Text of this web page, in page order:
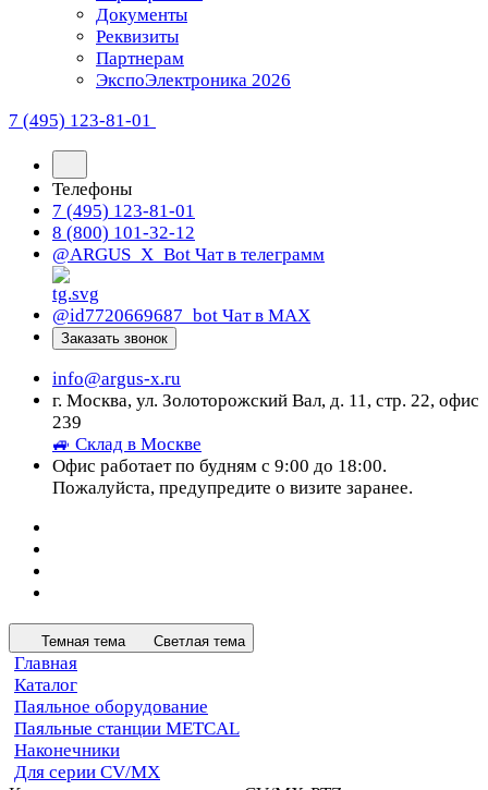
Документы
Реквизиты
Партнерам
ЭкспоЭлектроника 2026
7 (495) 123-81-01
Телефоны
7 (495) 123-81-01
8 (800) 101-32-12
@ARGUS_X_Bot Чат в телеграмм
@id7720669687_bot Чат в МАХ
Заказать звонок
info@argus-x.ru
г. Москва, ул. Золоторожский Вал, д. 11, стр. 22, офис
239
🚙 Склад в Москве
Офис работает по будням с 9:00 до 18:00.
Пожалуйста, предупредите о визите заранее.
Темная тема Светлая тема
Главная
Каталог
Паяльное оборудование
Паяльные станции METCAL
Наконечники
Для серии CV/MX